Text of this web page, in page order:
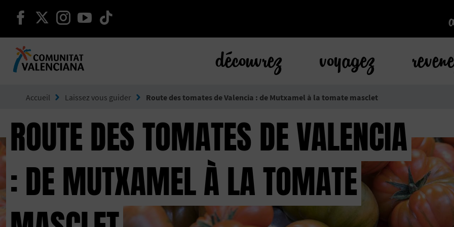
continuer sur facebook
continuer sur twitter
continuer sur instagram
continuer sur youtube
découvrez voyagez
Accueil Laissez vous guider Route des tomates de Valencia : de Mutxamel à la tomate masclet
ROUTE DES TOMATES DE VALENCIA
: DE MUTXAMEL À LA TOMATE